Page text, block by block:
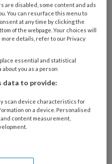
lezen?
aan en lees 2
per maand
Log dan in
are disabled, some content and ads
You can resurface this menu to
at any time by clicking the
of the webpage. Your choices will
details, refer to our Privacy
essential and statistical
you as a person
data to provide:
scan device characteristics for
on a device. Personalised
content measurement,